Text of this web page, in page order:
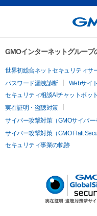
GMOインターネットグルー
世界初総合ネットセキュリティサ
パスワード漏洩診断
Webサイ
セキュリティ相談AIチャットボット
実在証明・盗聴対策
サイバー攻撃対策（GMOサイバー
サイバー攻撃対策（GMO Flatt
セキュリティ事業の軌跡